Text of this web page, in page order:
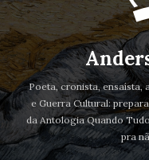
Poeta, cronista, ensaísta,
e Guerra Cultural:
da Antologia Quando
pra